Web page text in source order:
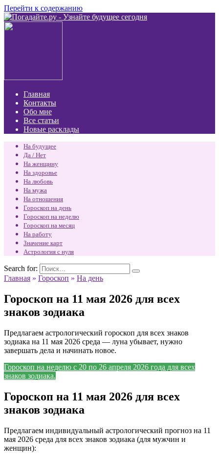
Перейти к содержанию
Главная
Контакты
Обо мне
Все статьи
Новые расклады
На будущее
Да / Нет
На женщину
На здоровье
На любовь
На мужа
На отношения
Гороскоп на день
Гороскоп на неделю
Гороскоп на месяц
На работу
Значение карт
Астрология с нуля
Search for:
Главная » Гороскоп » На день
Гороскоп на 11 мая 2026 для всех
знаков зодиака
Предлагаем астрологический гороскоп для всех знаков
зодиака на 11 мая 2026 среда — луна убывает, нужно
завершать дела и начинать новое.
Гороскоп на неделю с 20 по 26 апреля 2026 года для всех
знаков зодиака.
Гороскоп на 11 мая 2026 для всех
знаков зодиака
Предлагаем индивидуальный астрологический прогноз на 11
мая 2026 среда для всех знаков зодиака (для мужчин и
женщин):